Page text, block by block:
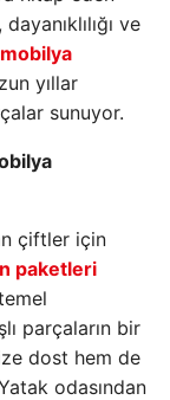
ve
yıllar
sunuyor.
çiftler için
paketleri
parçaların bir
dost hem de
odasından